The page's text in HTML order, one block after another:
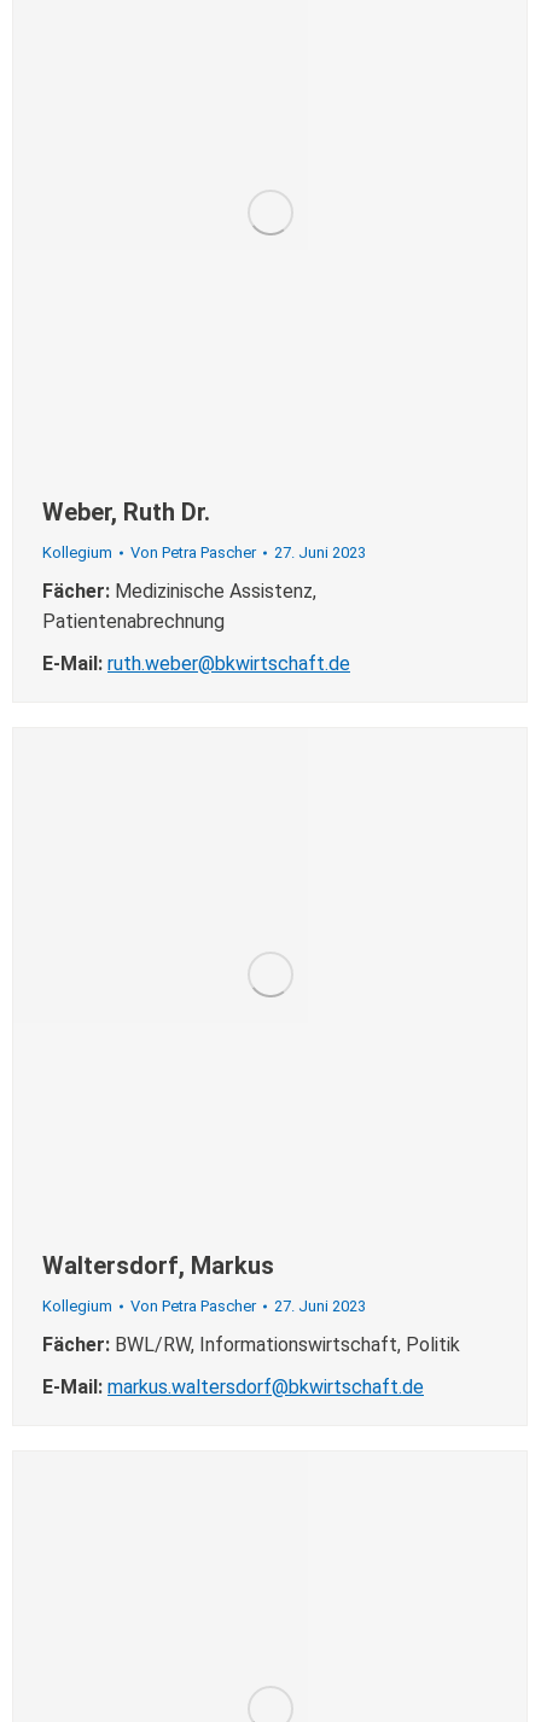
Weber, Ruth Dr.
Kollegium Von Petra Pascher 27. Juni 2023
Fächer: Medizinische Assistenz,
Patientenabrechnung
E-Mail: ruth.weber@bkwirtschaft.de
Waltersdorf, Markus
Kollegium Von Petra Pascher 27. Juni 2023
Fächer: BWL/RW, Informationswirtschaft, Politik
E-Mail: markus.waltersdorf@bkwirtschaft.de